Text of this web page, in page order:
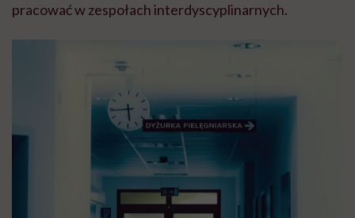
pracować w zespołach interdyscyplinarnych.